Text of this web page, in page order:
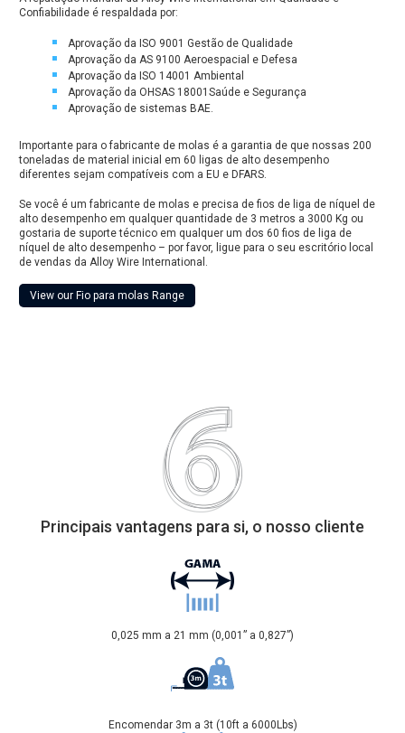
Confiabilidade é respaldada por:
Aprovação da ISO 9001 Gestão de Qualidade
Aprovação da AS 9100 Aeroespacial e Defesa
Aprovação da ISO 14001 Ambiental
Aprovação da OHSAS 18001Saúde e Segurança
Aprovação de sistemas BAE.
Importante para o fabricante de molas é a garantia de que nossas 200
toneladas de material inicial em 60 ligas de alto desempenho
diferentes sejam compatíveis com a EU e DFARS.
Se você é um fabricante de molas e precisa de fios de liga de níquel de
alto desempenho em qualquer quantidade de 3 metros a 3000 Kg ou
gostaria de suporte técnico em qualquer um dos 60 fios de liga de
níquel de alto desempenho – por favor, ligue para o seu escritório local
de vendas da Alloy Wire International.
View our Fio para molas Range
Principais vantagens para si, o nosso cliente
0,025 mm a 21 mm (0,001” a 0,827”)
Encomendar 3m a 3t (10ft a 6000Lbs)